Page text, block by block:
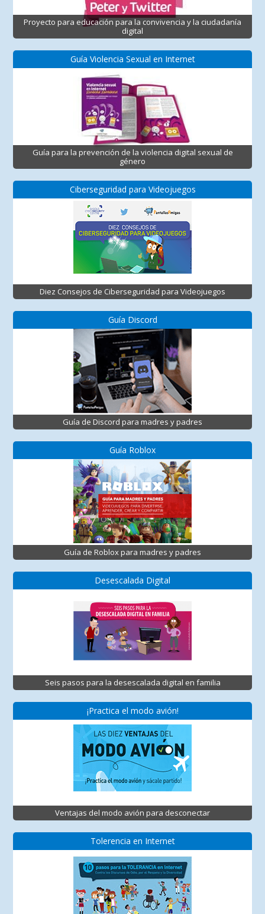
Proyecto para educación para la convivencia y la ciudadanía
digital
Guía Violencia Sexual en Internet
Guía para la prevención de la violencia digital sexual de
género
Ciberseguridad para Videojuegos
Diez Consejos de Ciberseguridad para Videojuegos
Guía Discord
Guía de Discord para madres y padres
Guía Roblox
Guía de Roblox para madres y padres
Desescalada Digital
Seis pasos para la desescalada digital en familia
¡Practica el modo avión!
Ventajas del modo avión para desconectar
Tolerencia en Internet